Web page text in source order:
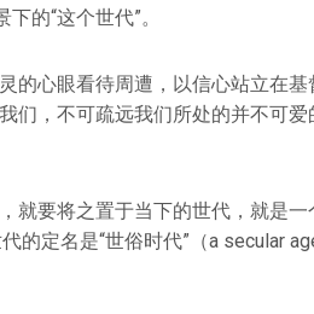
的“这个世代”。
的心眼看待周遭，以信心站立在
们，不可疏远我们所处的并不可
就要将之置于当下的世代，就是
的定名是“世俗时代”（a secular